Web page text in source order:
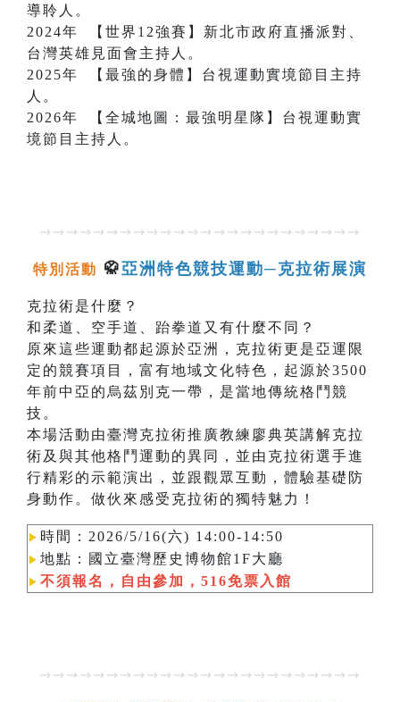
導聆人。
2024年 【世界12強賽】新北市政府直播派對、
台灣英雄見面會主持人。
2025年 【最強的身體】台視運動實境節目主持
人。
2026年 【全城地圖：最強明星隊】台視運動實
境節目主持人。
⇝⇝⇝⇝⇝⇝⇝⇝⇝⇝⇝⇝⇝⇝⇝⇝⇝⇝⇝⇝⇝⇝⇝⇝
特別活動 🥋亞洲特色競技運動─克拉術展演
克拉術是什麼？
和柔道、空手道、跆拳道又有什麼不同？
原來這些運動都起源於亞洲，克拉術更是亞運限
定的競賽項目，富有地域文化特色，起源於3500
年前中亞的烏茲別克一帶，是當地傳統格鬥競
技。
本場活動由臺灣克拉術推廣教練廖典英講解克拉
術及與其他格鬥運動的異同，並由克拉術選手進
行精彩的示範演出，並跟觀眾互動，體驗基礎防
身動作。做伙來感受克拉術的獨特魅力！
▶︎ 時間：2026/5/16(六) 14:00-14:50
▶︎ 地點：國立臺灣歷史博物館1F大廳
▶︎ 不須報名，自由參加，516免票入館
⇝⇝⇝⇝⇝⇝⇝⇝⇝⇝⇝⇝⇝⇝⇝⇝⇝⇝⇝⇝⇝⇝⇝⇝